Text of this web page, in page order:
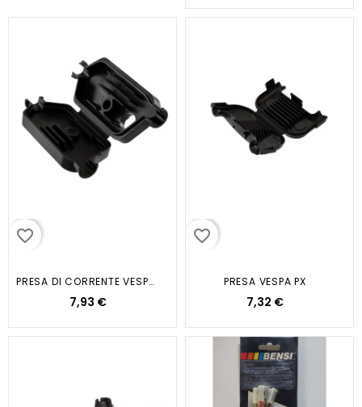
favorite_border
PRESA DI CORRENTE VESPA GTR
7,93 €
favorite_border
PRESA VESPA PX
7,32 €